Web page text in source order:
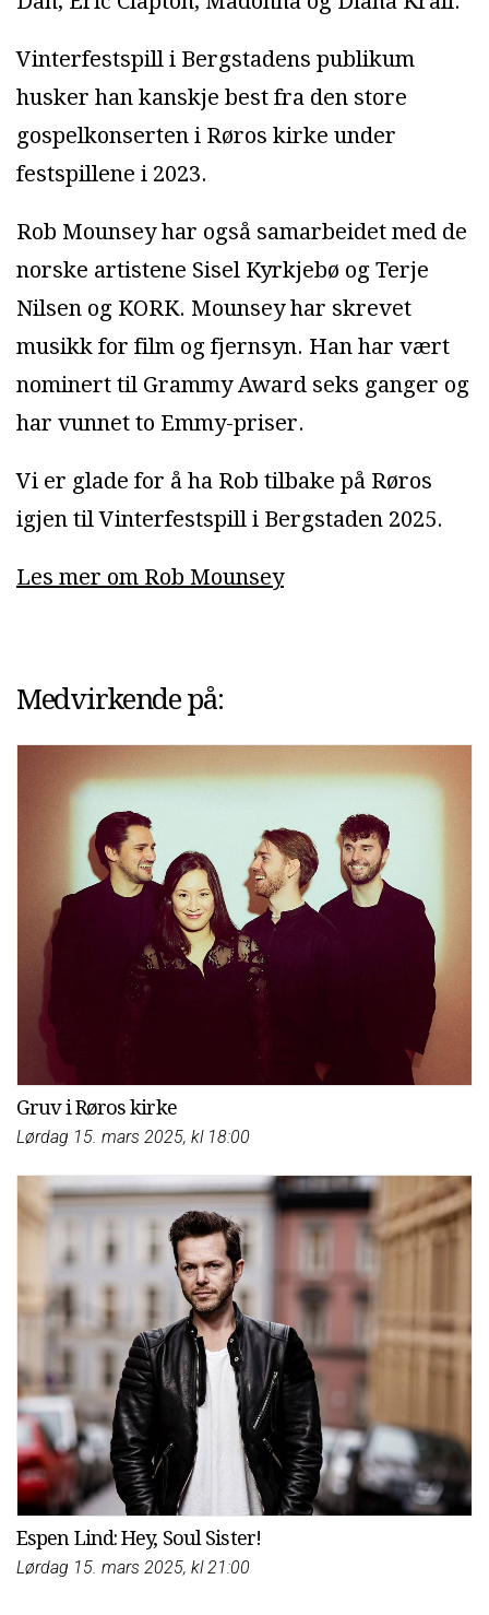
Vinterfestspill i Bergstadens publikum
husker han kanskje best fra den store
gospelkonserten i Røros kirke under
festspillene i 2023.
Rob Mounsey har også samarbeidet med de
norske artistene Sisel Kyrkjebø og Terje
Nilsen og KORK. Mounsey har skrevet
musikk for film og fjernsyn. Han har vært
nominert til Grammy Award seks ganger og
har vunnet to Emmy-priser.
Vi er glade for å ha Rob tilbake på Røros
igjen til Vinterfestspill i Bergstaden 2025.
Les mer om Rob Mounsey
Medvirkende på:
Gruv i Røros kirke
Lørdag 15. mars 2025, kl 18:00
Espen Lind: Hey, Soul Sister!
Lørdag 15. mars 2025, kl 21:00